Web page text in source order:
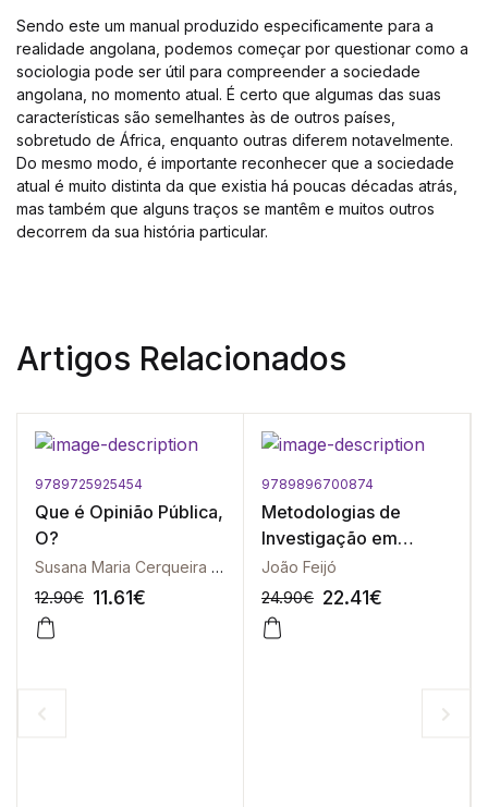
Sendo este um manual produzido especificamente para a
realidade angolana, podemos começar por questionar como a
sociologia pode ser útil para compreender a sociedade
angolana, no momento atual. É certo que algumas das suas
características são semelhantes às de outros países,
sobretudo de África, enquanto outras diferem notavelmente.
Do mesmo modo, é importante reconhecer que a sociedade
atual é muito distinta da que existia há poucas décadas atrás,
mas também que alguns traços se mantêm e muitos outros
decorrem da sua história particular.
Artigos Relacionados
9789725925454
Que é Opinião Pública,
O?
Susana Maria Cerqueira Borges | Rudimar Baldissera | Emerson Urizzi Cervi | Gabriel Herkenhoff Coelho Moura
12.90€ 11.61€
-10%
9789896700874
Metodologias de
Investigação em
Ciências Sociais
João Feijó
24.90€ 22.41€